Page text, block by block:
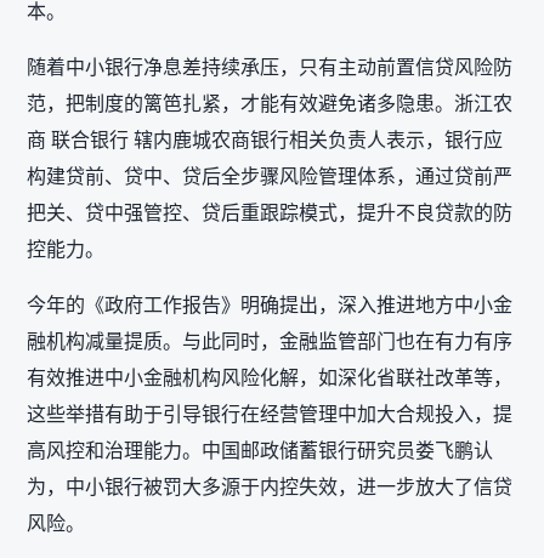
本。
随着中小银行净息差持续承压，只有主动前置信贷风险防
范，把制度的篱笆扎紧，才能有效避免诸多隐患。浙江农
商 联合银行 辖内鹿城农商银行相关负责人表示，银行应
构建贷前、贷中、贷后全步骤风险管理体系，通过贷前严
把关、贷中强管控、贷后重跟踪模式，提升不良贷款的防
控能力。
今年的《政府工作报告》明确提出，深入推进地方中小金
融机构减量提质。与此同时，金融监管部门也在有力有序
有效推进中小金融机构风险化解，如深化省联社改革等，
这些举措有助于引导银行在经营管理中加大合规投入，提
高风控和治理能力。中国邮政储蓄银行研究员娄飞鹏认
为，中小银行被罚大多源于内控失效，进一步放大了信贷
风险。